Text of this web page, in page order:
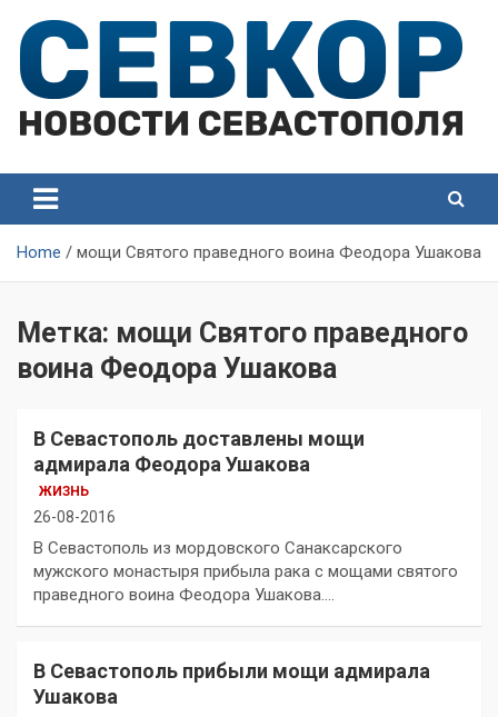
content
Севастополя
Севастополя
Home мощи Святого праведного воина Феодора Ушакова
Метка: мощи Святого праведного
воина Феодора Ушакова
В Севастополь доставлены мощи
адмирала Феодора Ушакова
ЖИЗНЬ
26-08-2016
В Севастополь из мордовского Санаксарского
мужского монастыря прибыла рака с мощами святого
праведного воина Феодора Ушакова.…
В Севастополь прибыли мощи адмирала
Ушакова